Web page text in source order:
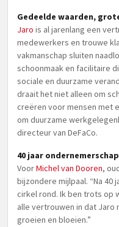
Gedeelde waarden,
Jaro is al jarenlang een
medewerkers en trouwe
vakmanschap sluiten
schoonmaak en facilitaire
sociale en duurzame
draait het niet alleen om
creëren voor mensen met
om duurzame
directeur van DeFaCo.
40 jaar
VoorMichel van Dooren,
bijzondere mijlpaal. “Na 40
cirkel rond. Ik ben trots op
alle vertrouwen in dat Jaro
groeien en bloeien.”